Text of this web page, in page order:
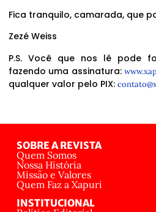
Fica tranquilo, camarada, que
Zezé Weiss
P.S. Você que nos lê pode
fazendo uma assinatura:
qualquer valor pelo PIX:
SOBRE A REVISTA
Quem Somos
Nossa História
Missão e Valores
Quem Faz a Xapuri
INSTITUCIONAL